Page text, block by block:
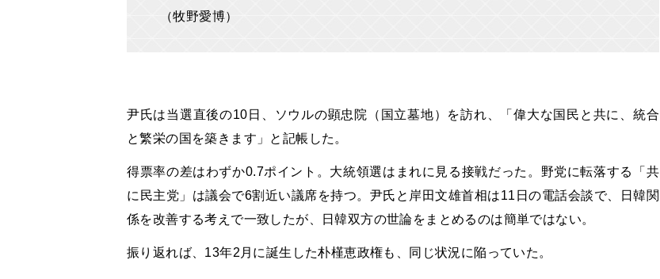
（牧野愛博）
尹氏は当選直後の10日、ソウルの顕忠院（国立墓地）を訪れ、「偉大な国民と共に、統合
と繁栄の国を築きます」と記帳した。
得票率の差はわずか0.7ポイント。大統領選はまれに見る接戦だった。野党に転落する「共
に民主党」は議会で6割近い議席を持つ。尹氏と岸田文雄首相は11日の電話会談で、日韓関
係を改善する考えで一致したが、日韓双方の世論をまとめるのは簡単ではない。
振り返れば、13年2月に誕生した朴槿恵政権も、同じ状況に陥っていた。